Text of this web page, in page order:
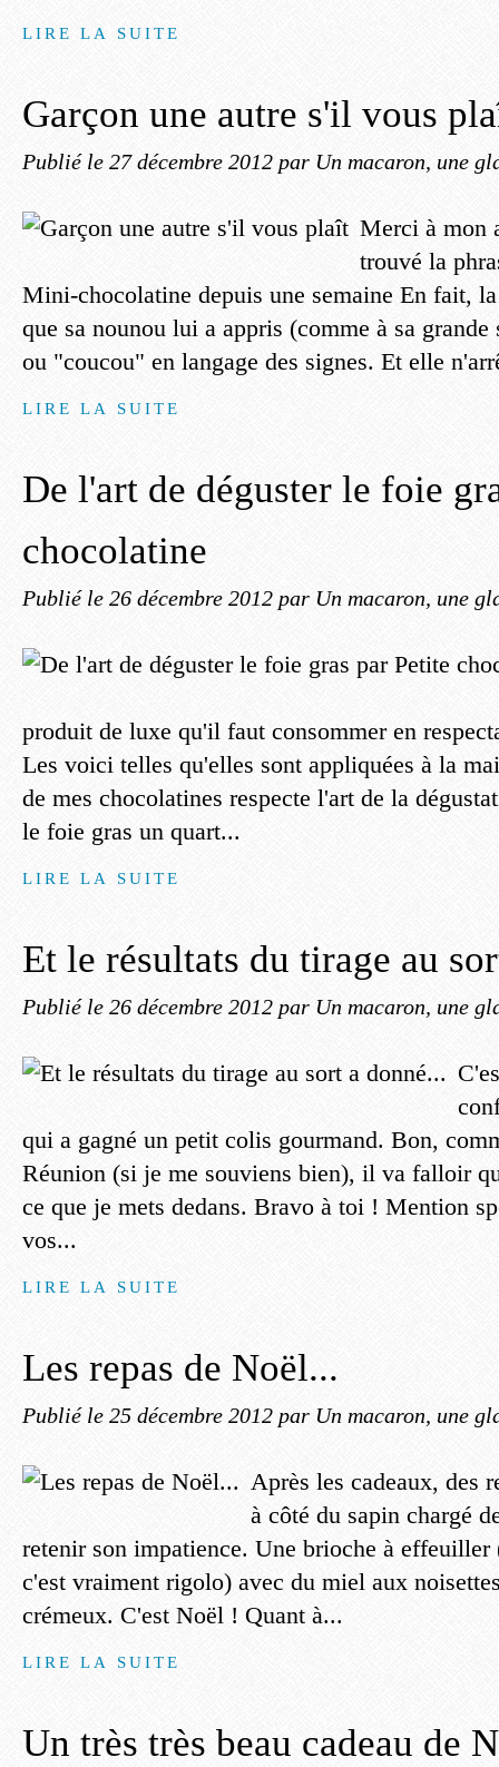
LIRE LA SUITE
Garçon une autre s'il vous
Publié le 27 décembre 2012 par Un macaron, une
Merci à mon
trouvé la
Mini-chocolatine depuis une semaine En fait,
que sa nounou lui a appris (comme à sa
ou "coucou" en langage des signes. Et elle
LIRE LA SUITE
De l'art de déguster le foie
chocolatine
Publié le 26 décembre 2012 par Un macaron, une
produit de luxe qu'il faut consommer en
Les voici telles qu'elles sont appliquées à la
de mes chocolatines respecte l'art de la
le foie gras un quart...
LIRE LA SUITE
Et le résultats du tirage au
Publié le 26 décembre 2012 par Un macaron, une
qui a gagné un petit colis gourmand. Bon,
Réunion (si je me souviens bien), il va falloir
ce que je mets dedans. Bravo à toi ! Mention
vos...
LIRE LA SUITE
Les repas de Noël...
Publié le 25 décembre 2012 par Un macaron, une
Après les cadeaux, des
à côté du sapin chargé
retenir son impatience. Une brioche à effeuiller
c'est vraiment rigolo) avec du miel aux
crémeux. C'est Noël ! Quant à...
LIRE LA SUITE
Un très très beau cadeau de